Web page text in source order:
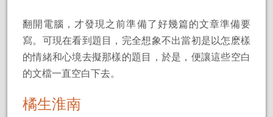
翻開電腦，才發現之前準備了好幾篇的文章準備要
寫。可現在看到題目，完全想象不出當初是以怎麽樣
的情緒和心境去擬那樣的題目，於是，便讓這些空白
的文檔一直空白下去。
橘生淮南